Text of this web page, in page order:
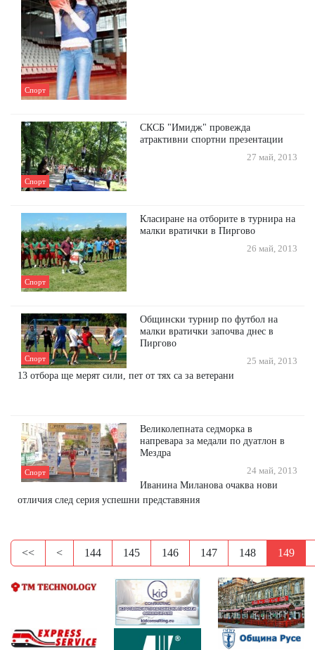
Спорт
Спорт
СКСБ "Имидж" провежда
атрактивни спортни презентации
27 май, 2013
Спорт
Класиране на отборите в турнира на
малки вратички в Пиргово
26 май, 2013
Спорт
Общински турнир по футбол на
малки вратички започва днес в
Пиргово
25 май, 2013
13 отбора ще мерят сили, пет от тях са за ветерани
Спорт
Великолепната седморка в
напревара за медали по дуатлон в
Мездра
24 май, 2013
Иванина Миланова очаква нови
отличия след серия успешни представяния
<< < 144 145 146 147 148 149